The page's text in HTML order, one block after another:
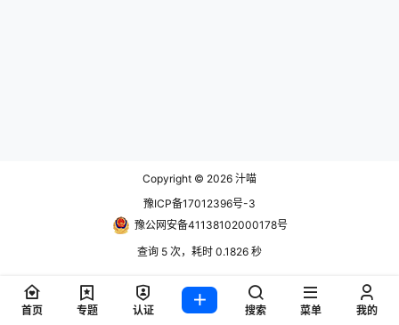
Copyright © 2026 汁喵
豫ICP备17012396号-3
豫公网安备41138102000178号
查询 5 次，耗时 0.1826 秒
首页 专题 认证 搜索 菜单 我的